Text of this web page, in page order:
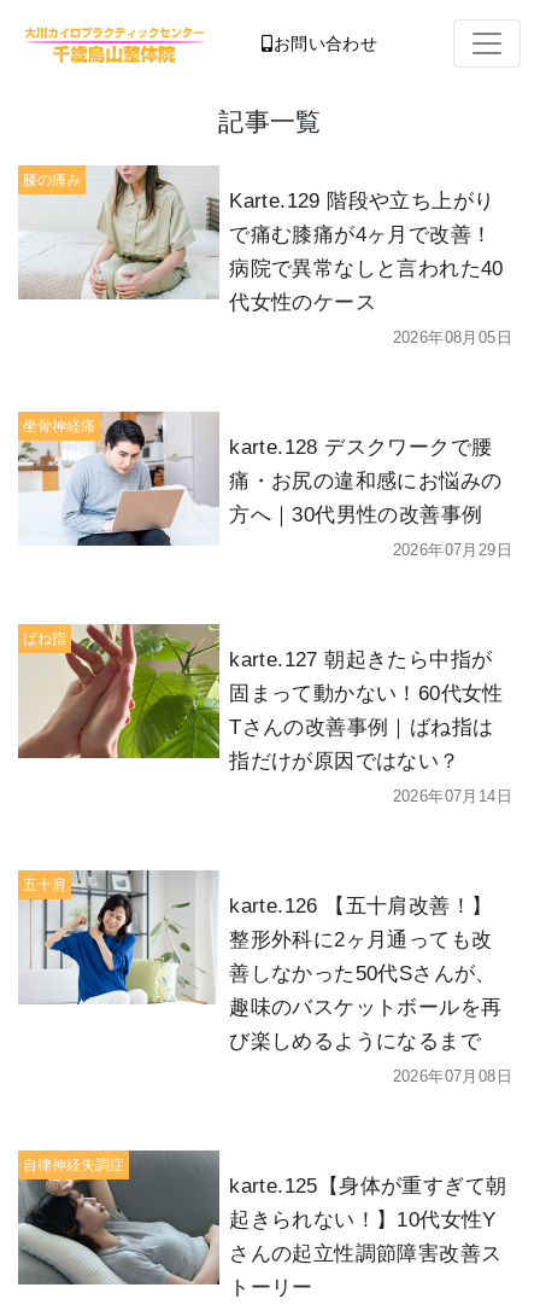
お問い合わせ
記事一覧
膝の痛み
Karte.129 階段や立ち上がり
で痛む膝痛が4ヶ月で改善！
病院で異常なしと言われた40
代女性のケース
2026年08月05日
坐骨神経痛
karte.128 デスクワークで腰
痛・お尻の違和感にお悩みの
方へ｜30代男性の改善事例
2026年07月29日
ばね指
karte.127 朝起きたら中指が
固まって動かない！60代女性
Tさんの改善事例｜ばね指は
指だけが原因ではない？
2026年07月14日
五十肩
karte.126 【五十肩改善！】
整形外科に2ヶ月通っても改
善しなかった50代Sさんが、
趣味のバスケットボールを再
び楽しめるようになるまで
2026年07月08日
自律神経失調症
karte.125【身体が重すぎて朝
起きられない！】10代女性Y
さんの起立性調節障害改善ス
トーリー